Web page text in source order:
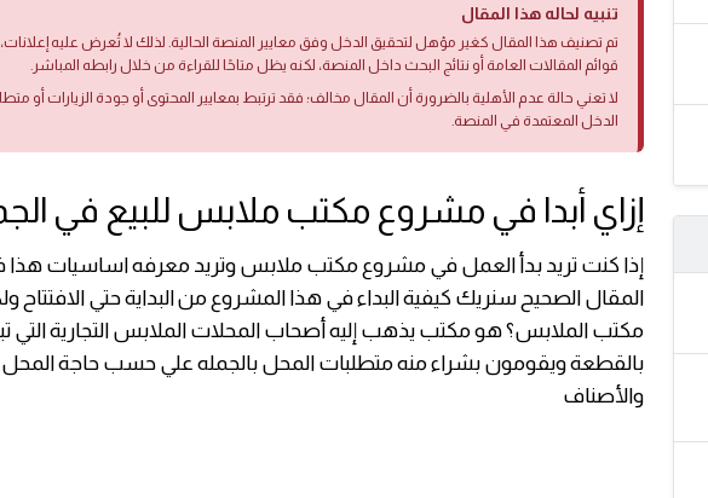
تنبيه لحاله هذا المقال
تم تصنيف هذا المقال كغير مؤهل لتحقيق الدخل وفق معايير المنصة الحالية. لذلك لا تُعرض عليه
قوائم المقالات العامة أو نتائج البحث داخل المنصة، لكنه يظل متاحًا للقراءة من خلال رابطه المباشر.
لا تعني حالة عدم الأهلية بالضرورة أن المقال مخالف؛ فقد ترتبط بمعايير المحتوى أو جودة الزيارات أو
الدخل المعتمدة في المنصة.
إزاي أبدا في مشروع مكتب ملابس للبيع في
إذا كنت تريد بدأ العمل في مشروع مكتب ملابس وتريد معرفه اساسيات
المقال الصحيح سنريك كيفية البداء في هذا المشروع من البداية حتي الافتتاح
مكتب الملابس؟ هو مكتب يذهب إليه أصحاب المحلات الملابس التجارية التي
بالقطعة ويقومون بشراء منه متطلبات المحل بالجمله علي حسب حاجة
والأصناف